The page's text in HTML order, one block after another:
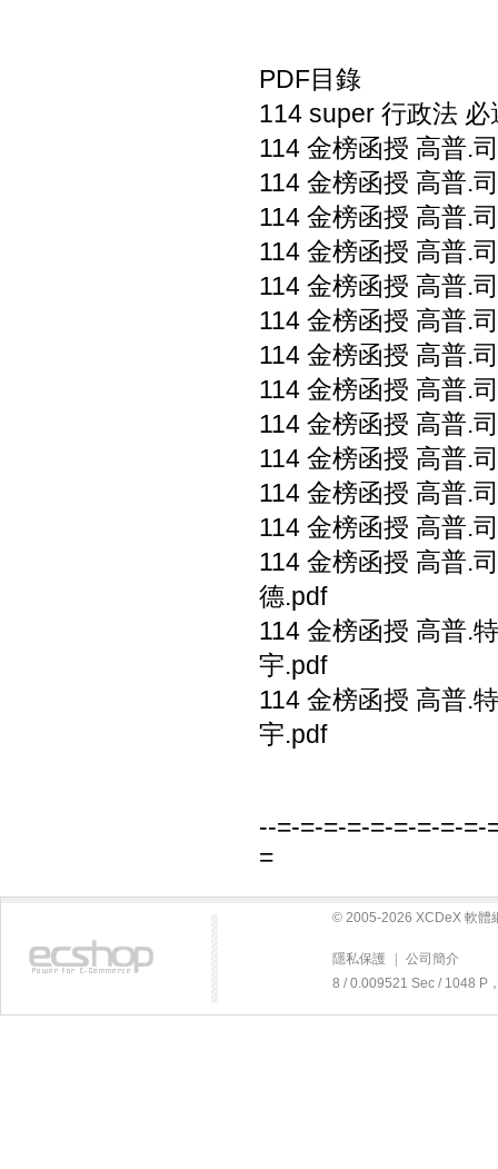
PDF目錄
114 super 行政法
114 金榜函授 高普.
114 金榜函授 高普.
114 金榜函授 高普.
114 金榜函授 高普.
114 金榜函授 高普.
114 金榜函授 高普.
114 金榜函授 高普.
114 金榜函授 高普.
114 金榜函授 高普.
114 金榜函授 高普.
114 金榜函授 高普.
114 金榜函授 高普.
114 金榜函授 高普.
德.pdf
114 金榜函授 高普.
宇.pdf
114 金榜函授 高普.
宇.pdf
--=-=-=-=-=-=-=-=-=-
=
© 2005-2026 XCDeX 軟體
隱私保護
公司簡介
8 / 0.009521 Sec / 1048 P